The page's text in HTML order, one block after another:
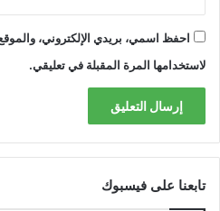
احفظ اسمي، بريدي الإلكتروني،
لاستخدامها المرة المقبلة في تعليقي.
تابعنا على فيسبوك